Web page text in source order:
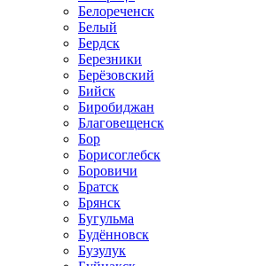
Белореченск
Белый
Бердск
Березники
Берёзовский
Бийск
Биробиджан
Благовещенск
Бор
Борисоглебск
Боровичи
Братск
Брянск
Бугульма
Будённовск
Бузулук